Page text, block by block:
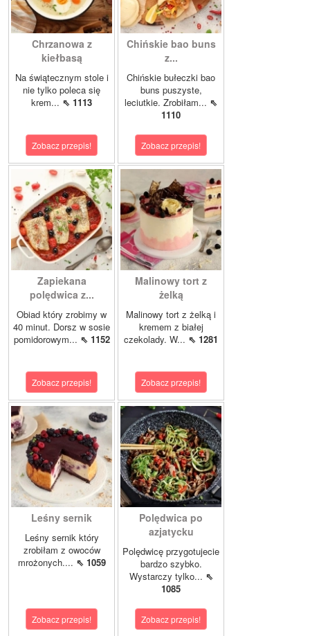
Chrzanowa z
kiełbasą
Na świątecznym stole i
nie tylko poleca się
krem... ⇖ 1113
Zobacz przepis!
Chińskie bao buns
z...
Chińskie bułeczki bao
buns puszyste,
leciutkie. Zrobiłam... ⇖
1110
Zobacz przepis!
Zapiekana
polędwica z...
Obiad który zrobimy w
40 minut. Dorsz w sosie
pomidorowym... ⇖ 1152
Zobacz przepis!
Malinowy tort z
żelką
Malinowy tort z żelką i
kremem z białej
czekolady. W... ⇖ 1281
Zobacz przepis!
Leśny sernik
Leśny sernik który
zrobiłam z owoców
mrożonych.... ⇖ 1059
Zobacz przepis!
Polędwica po
azjatycku
Polędwicę przygotujecie
bardzo szybko.
Wystarczy tylko... ⇖
1085
Zobacz przepis!